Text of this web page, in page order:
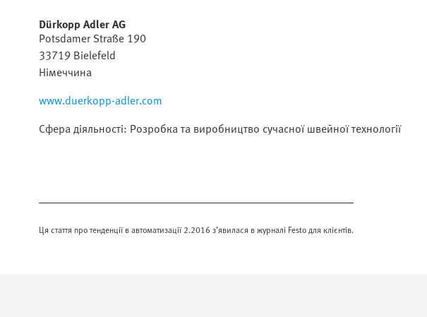
Dürkopp Adler AG
Potsdamer Straße 190
33719 Bielefeld
Німеччина
www.duerkopp-adler.com
Сфера діяльності: Розробка та виробництво сучасної швейної технології
Ця стаття про тенденції в автоматизації 2.2016 з’явилася в журналі Festo для клієнтів.